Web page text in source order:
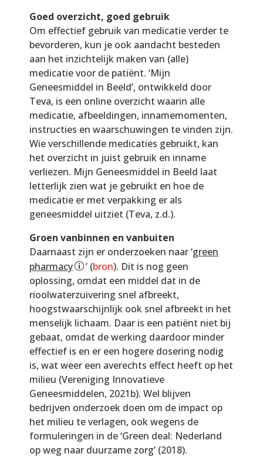
Goed overzicht, goed gebruik
Om effectief gebruik van medicatie verder te
bevorderen, kun je ook aandacht besteden
aan het inzichtelijk maken van (alle)
medicatie voor de patiënt. ‘Mijn
Geneesmiddel in Beeld’, ontwikkeld door
Teva, is een online overzicht waarin alle
medicatie, afbeeldingen, innamemomenten,
instructies en waarschuwingen te vinden zijn.
Wie verschillende medicaties gebruikt, kan
het overzicht in juist gebruik en inname
verliezen. Mijn Geneesmiddel in Beeld laat
letterlijk zien wat je gebruikt en hoe de
medicatie er met verpakking er als
geneesmiddel uitziet (Teva, z.d.).
Groen vanbinnen en vanbuiten
Daarnaast zijn er onderzoeken naar ‘green
pharmacy
’ (bron). Dit is nog geen
oplossing, omdat een middel dat in de
rioolwaterzuivering snel afbreekt,
hoogstwaarschijnlijk ook snel afbreekt in het
menselijk lichaam. Daar is een patiënt niet bij
gebaat, omdat de werking daardoor minder
effectief is en er een hogere dosering nodig
is, wat weer een averechts effect heeft op het
milieu (Vereniging Innovatieve
Geneesmiddelen, 2021b). Wel blijven
bedrijven onderzoek doen om de impact op
het milieu te verlagen, ook wegens de
formuleringen in de ‘Green deal: Nederland
op weg naar duurzame zorg’ (2018).